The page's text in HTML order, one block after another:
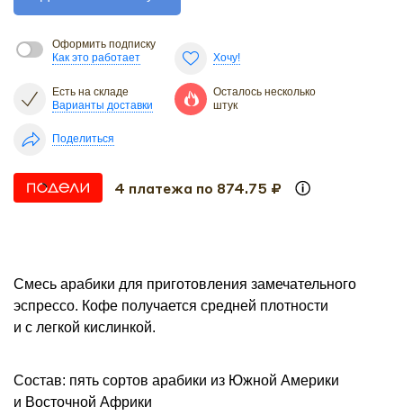
Оформить подписку
Как это работает
Хочу!
Есть на складе
Варианты доставки
Осталось несколько
штук
Поделиться
4 платежа по 874.75 ₽
Смесь арабики для приготовления замечательного
эспрессо. Кофе получается средней плотности
и с легкой кислинкой.
Состав: пять сортов арабики из Южной Америки
и Восточной Африки